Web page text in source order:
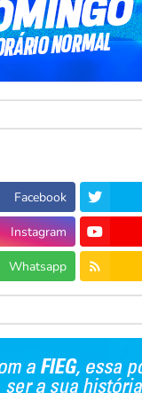
Facebook
Instagram
Whatsapp